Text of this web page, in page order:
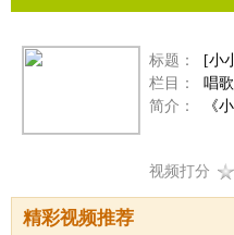
标题：
[小
栏目：
唱
简介：
《
视频打分
精彩视频推荐